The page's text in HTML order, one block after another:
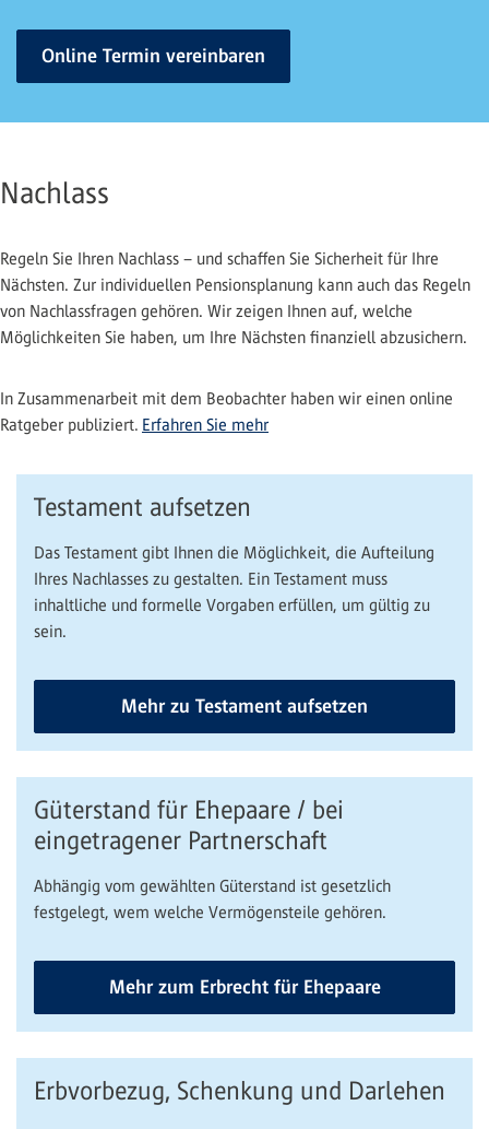
Online Termin vereinbaren
Nachlass
Regeln Sie Ihren Nachlass – und schaffen Sie Sicherheit für Ihre
Nächsten. Zur individuellen Pensionsplanung kann auch das Regeln
von Nachlassfragen gehören. Wir zeigen Ihnen auf, welche
Möglichkeiten Sie haben, um Ihre Nächsten finanziell abzusichern.
In Zusammenarbeit mit dem Beobachter haben wir einen online
Ratgeber publiziert. Erfahren Sie mehr
Testament aufsetzen
Das Testament gibt Ihnen die Möglichkeit, die Aufteilung
Ihres Nachlasses zu gestalten. Ein Testament muss
inhaltliche und formelle Vorgaben erfüllen, um gültig zu
sein.
Mehr zu Testament aufsetzen
Güterstand für Ehepaare / bei
eingetragener Partnerschaft
Abhängig vom gewählten Güterstand ist gesetzlich
festgelegt, wem welche Vermögensteile gehören.
Mehr zum Erbrecht für Ehepaare
Erbvorbezug, Schenkung und Darlehen